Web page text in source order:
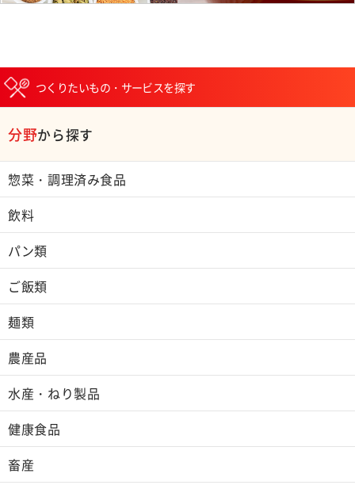
つくりたいもの・サービスを探す
分野から探す
惣菜・調理済み食品
飲料
パン類
ご飯類
麺類
農産品
水産・ねり製品
健康食品
畜産